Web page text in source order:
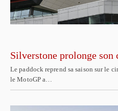
Silverstone prolonge
Le paddock reprend sa saison sur le
le MotoGP a…